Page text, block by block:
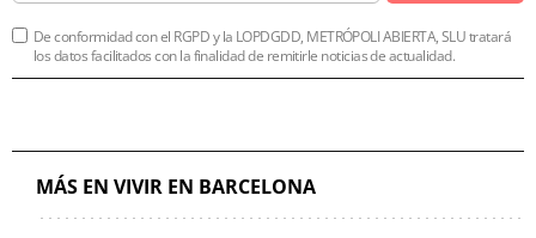
De conformidad con el RGPD y la LOPDGDD, METRÓPOLI ABIERTA, SLU tratará
los datos facilitados con la finalidad de remitirle noticias de actualidad.
MÁS EN VIVIR EN BARCELONA